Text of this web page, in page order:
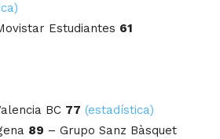
Estudiantes 61
BC 77 (estadística)
89 – Grupo Sanz Bàsquet